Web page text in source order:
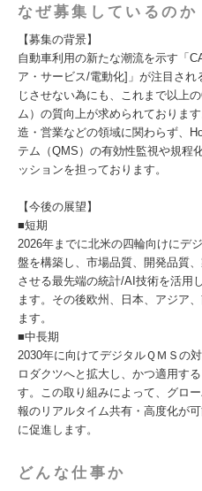
なぜ募集しているのか
【募集の背景】
自動車利用の新たな潮流を示す「
ア・サービス/電動化]」が注目さ
じさせない為にも、これまで以上
ム）の質向上が求められておりま
造・営業などの領域に関わらず、
テム（QMS）の有効性監視や規程
ッションを担っております。
【今後の展望】
■短期
2026年までに北米の四輪向けにデ
盤を構築し、市場品質、開発品質
させる最先端の統計/AI技術を活用
ます。その後欧州、日本、アジア
ます。
■中長期
2030年に向けてデジタルＱＭＳの
ロダクツへと拡大し、かつ適用す
す。この取り組みによって、グロ
報のリアルタイム共有・高度化が
に促進します。
どんな仕事か